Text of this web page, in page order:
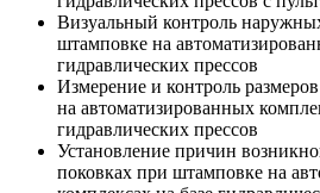
Визуальный контроль
штамповке на
гидравлических прессов
Измерение и контроль
на автоматизированных
гидравлических прессов
Установление причин
поковках при штамповке на